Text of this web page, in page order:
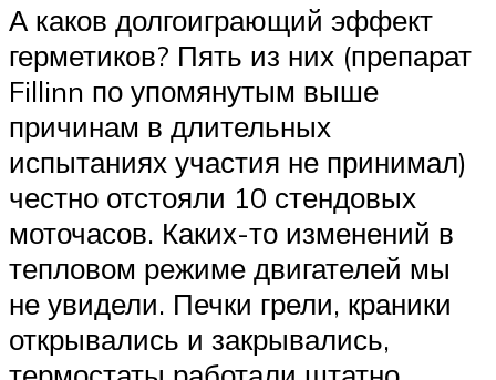
А каков долгоиграющий эффект
герметиков? Пять из них (препарат
Fillinn по упомянутым выше
причинам в длительных
испытаниях участия не принимал)
честно отстояли 10 стендовых
моточасов. Каких-то изменений в
тепловом режиме двигателей мы
не увидели. Печки грели, краники
открывались и закрывались,